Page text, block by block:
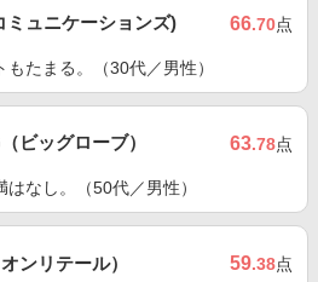
ミュニケーションズ) 66.70点
たまる。（30代／男性）
ビッグローブ） 63.78点
なし。（50代／男性）
ンリテール） 59.38点